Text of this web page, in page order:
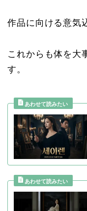
作品に向ける意気
これからも体を大
す。